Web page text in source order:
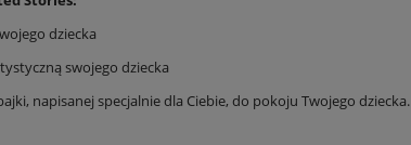
dziecka
swojego dziecka
napisanej specjalnie dla Ciebie, do pokoju Twojego dziecka.